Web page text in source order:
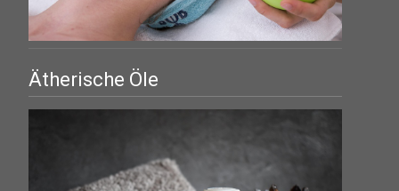
Ätherische Öle